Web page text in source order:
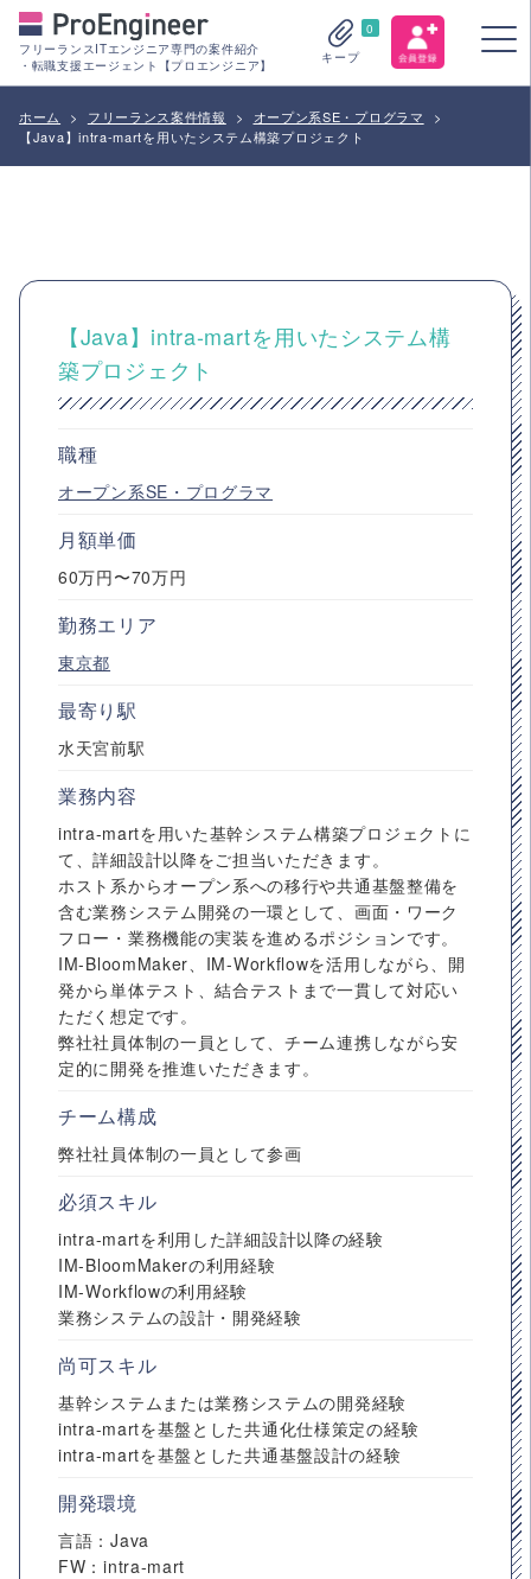
フリーランスITエンジニア専門の案件紹介
・転職支援エージェント【プロエンジニア】
0
キープ
ホーム > フリーランス案件情報 > オープン系SE・プログラマ
>
【Java】intra-martを用いたシステム構築プロジェクト
【Java】intra-martを用いたシステム構
築プロジェクト
職種
オープン系SE・プログラマ
月額単価
60万円〜70万円
勤務エリア
東京都
最寄り駅
水天宮前駅
業務内容
intra-martを用いた基幹システム構築プロジェクトに
て、詳細設計以降をご担当いただきます。
ホスト系からオープン系への移行や共通基盤整備を
含む業務システム開発の一環として、画面・ワーク
フロー・業務機能の実装を進めるポジションです。
IM-BloomMaker、IM-Workflowを活用しながら、開
発から単体テスト、結合テストまで一貫して対応い
ただく想定です。
弊社社員体制の一員として、チーム連携しながら安
定的に開発を推進いただきます。
チーム構成
弊社社員体制の一員として参画
必須スキル
intra-martを利用した詳細設計以降の経験
IM-BloomMakerの利用経験
IM-Workflowの利用経験
業務システムの設計・開発経験
尚可スキル
基幹システムまたは業務システムの開発経験
intra-martを基盤とした共通化仕様策定の経験
intra-martを基盤とした共通基盤設計の経験
開発環境
言語：Java
FW：intra-mart